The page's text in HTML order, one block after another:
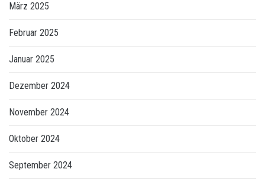
März 2025
Februar 2025
Januar 2025
Dezember 2024
November 2024
Oktober 2024
September 2024